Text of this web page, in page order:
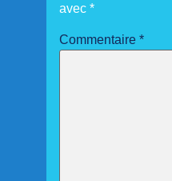
avec *
Commentaire *